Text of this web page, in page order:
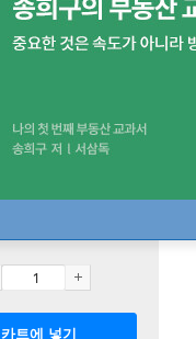
카트에 넣기